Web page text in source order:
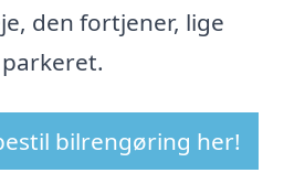
den fortjener, lige
bilrengøring her!